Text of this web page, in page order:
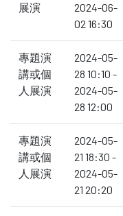
展演
2024-06-
02 16:30
專題演
講或個
人展演
2024-05-
28 10:10 -
2024-05-
28 12:00
專題演
講或個
人展演
2024-05-
21 18:30 -
2024-05-
21 20:20